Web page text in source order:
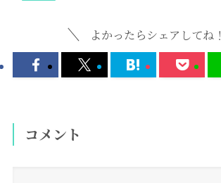
よかったらシェアしてね！
コメント